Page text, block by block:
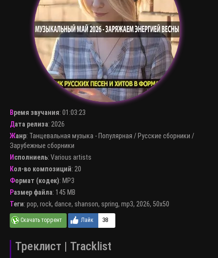
Время звучания: 01:03:23
Дата релиза: 2026
Жанр: Танцевальная музыка - Популярная / Русские сборники /
Зарубежные сборники
Исполниель: Various artists
Кол-во композиций: 20
Формат (кодек): MP3
Размер файла: 145 MB
Теги: pop, rock, dance, shanson, spring, mp3, 2026, 50x50
38
Треклист | Tracklist